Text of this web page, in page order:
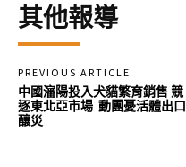
其他報導
PREVIOUS ARTICLE
中國瀋陽投入犬貓繁育銷售 競
逐東北亞市場 動團憂活體出口
釀災